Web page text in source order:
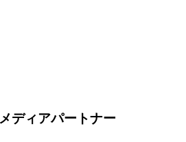
メディアパートナー